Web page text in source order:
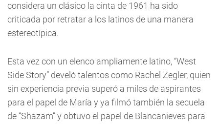
considera un clásico la cinta de 1961 ha sido
criticada por retratar a los latinos de una manera
estereotípica.
Esta vez con un elenco ampliamente latino, “West
Side Story” develó talentos como Rachel Zegler, quien
sin experiencia previa superó a miles de aspirantes
para el papel de María y ya filmó también la secuela
de “Shazam” y obtuvo el papel de Blancanieves para